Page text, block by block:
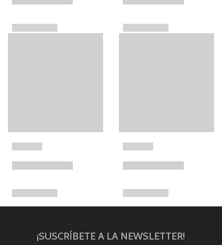
¡SUSCRÍBETE A LA NEWSLETTER!